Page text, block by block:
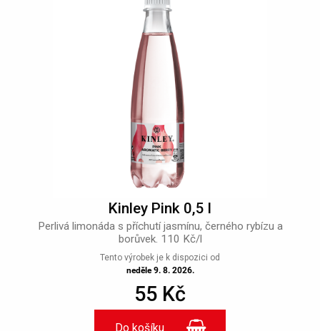
Kinley Pink 0,5 l
Perlivá limonáda s příchutí jasmínu, černého rybízu a
borůvek. 110 Kč/l
Tento výrobek je k dispozici od
neděle 9. 8. 2026.
55 Kč